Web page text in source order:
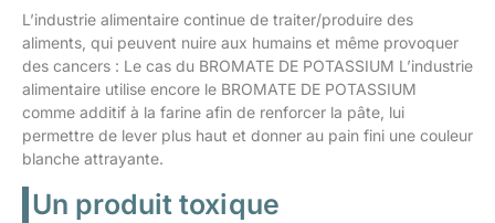
L’industrie alimentaire continue de traiter/produire des
aliments, qui peuvent nuire aux humains et même provoquer
des cancers : Le cas du BROMATE DE POTASSIUM L’industrie
alimentaire utilise encore le BROMATE DE POTASSIUM
comme additif à la farine afin de renforcer la pâte, lui
permettre de lever plus haut et donner au pain fini une couleur
blanche attrayante.
Un produit toxique